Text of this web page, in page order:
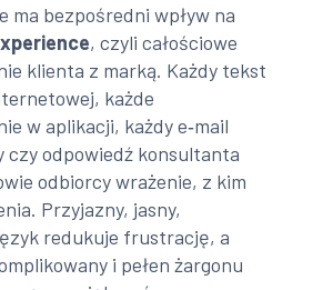
ma bezpośredni wpływ na
, czyli całościowe
klienta z marką. Każdy tekst
każde
w aplikacji, każdy e‑mail
czy odpowiedź konsultanta
odbiorcy wrażenie, z kim
Przyjazny, jasny,
redukuje frustrację, a
i pełen żargonu